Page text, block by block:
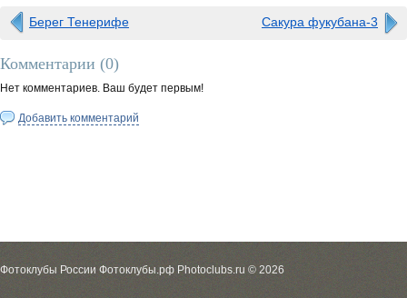
Берег Тенерифе Сакура фукубана-3
Комментарии (0)
Нет комментариев. Ваш будет первым!
Добавить комментарий
Фотоклубы России Фотоклубы.рф Photoclubs.ru © 2026